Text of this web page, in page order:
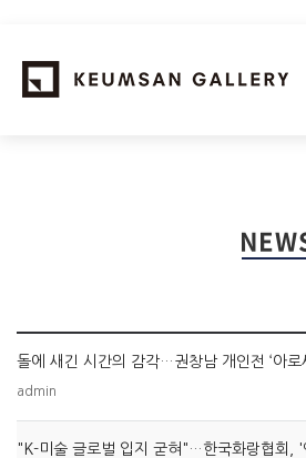
NEWS
돌에 새긴 시간의 감각…권창남 개인전 ‘아로
admin
"K-미술 글로벌 입지 굳혀"…한국화랑협회,